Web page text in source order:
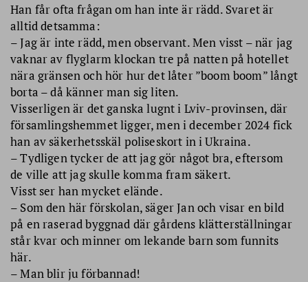
Han får ofta frågan om han inte är rädd. Svaret är
alltid detsamma:
– Jag är inte rädd, men observant. Men visst – när jag
vaknar av flyglarm klockan tre på natten på hotellet
nära gränsen och hör hur det låter ”boom boom” långt
borta – då känner man sig liten.
Visserligen är det ganska lugnt i Lviv-provinsen, där
församlingshemmet ligger, men i december 2024 fick
han av säkerhetsskäl poliseskort in i Ukraina.
– Tydligen tycker de att jag gör något bra, eftersom
de ville att jag skulle komma fram säkert.
Visst ser han mycket elände.
– Som den här förskolan, säger Jan och visar en bild
på en raserad byggnad där gårdens klätterställningar
står kvar och minner om lekande barn som funnits
här.
– Man blir ju förbannad!